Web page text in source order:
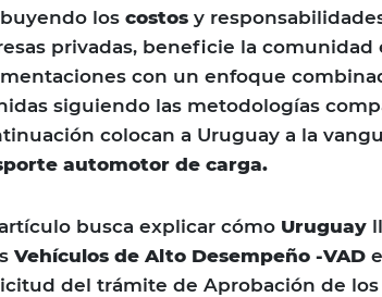
los costos y
privadas, beneficie la comunidad
con un enfoque
siguiendo las metodologías
colocan a Uruguay a la
automotor de carga.
busca explicar cómo Uruguay
Vehículos de Alto Desempeño -VAD
del trámite de Aprobación de los